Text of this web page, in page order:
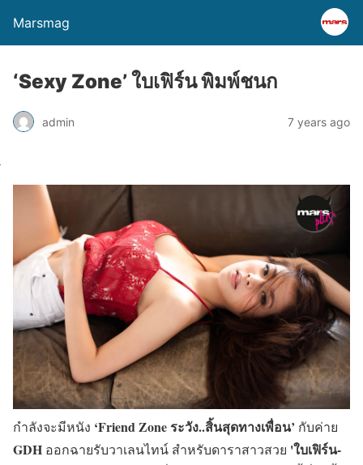
Marsmag
‘Sexy Zone’ ใบเฟิร์น พิมพ์ชนก
admin 7 years ago
กำลังจะมีหนัง ‘Friend Zone ระวัง..สิ้นสุดทางเพื่อน’ กับค่าย
GDH ออกฉายรับวาเลนไทน์ สำหรับดาราสาวสวย 'ใบเฟิร์น-